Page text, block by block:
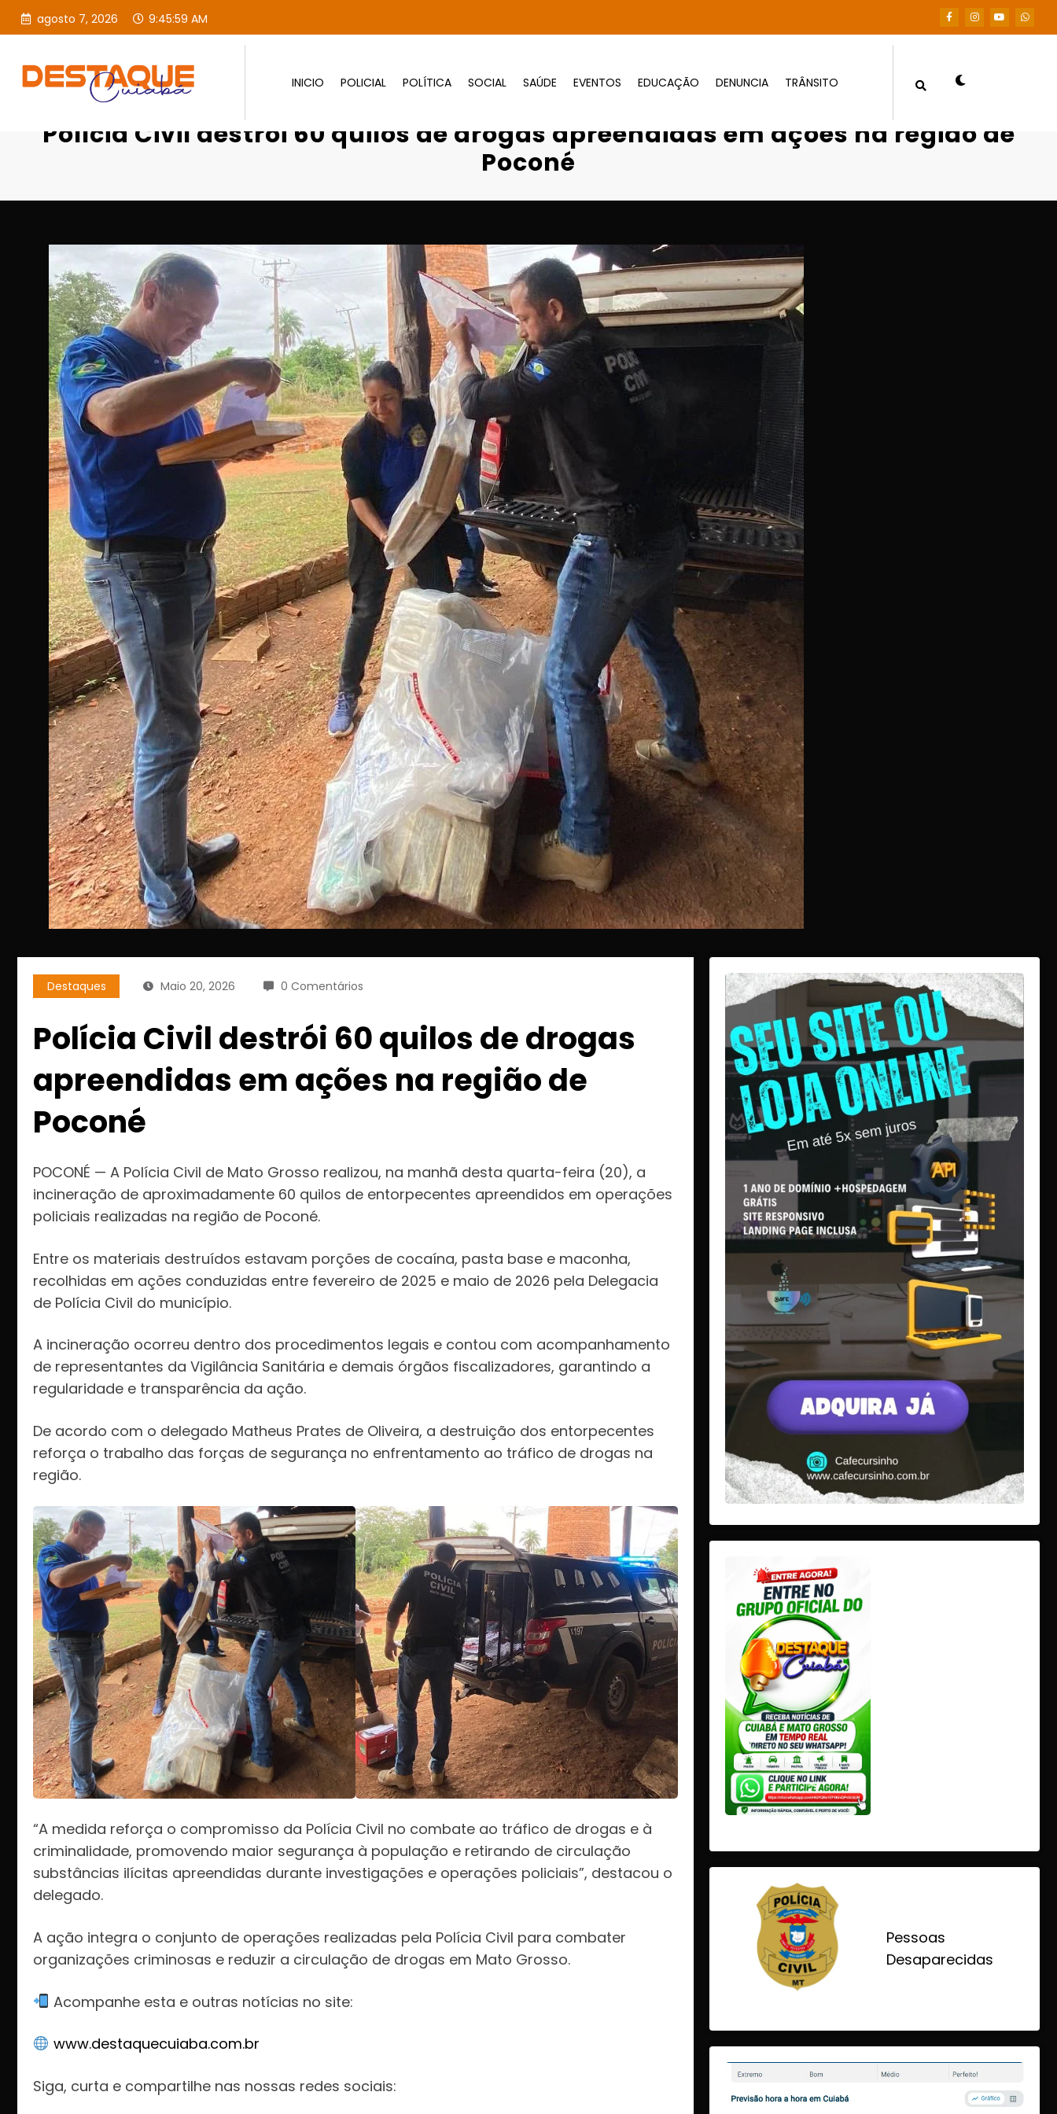
agosto 7, 2026 9:46:00 AM
INICIO POLICIAL POLÍTICA SOCIAL SAÚDE EVENTOS EDUCAÇÃO DENUNCIA TRÂNSITO
Página inicial Polícia Civil destrói 60 quilos de drogas apreendidas em ações na região de Poconé
Polícia Civil destrói 60 quilos de drogas apreendidas em ações na região de
Poconé
Destaques Maio 20, 2026 0 Comentários
Polícia Civil destrói 60 quilos de drogas
apreendidas em ações na região de
Poconé
POCONÉ — A Polícia Civil de Mato Grosso realizou, na manhã desta quarta-feira (20), a
incineração de aproximadamente 60 quilos de entorpecentes apreendidos em operações
policiais realizadas na região de Poconé.
Entre os materiais destruídos estavam porções de cocaína, pasta base e maconha,
recolhidas em ações conduzidas entre fevereiro de 2025 e maio de 2026 pela Delegacia
de Polícia Civil do município.
A incineração ocorreu dentro dos procedimentos legais e contou com acompanhamento
de representantes da Vigilância Sanitária e demais órgãos fiscalizadores, garantindo a
regularidade e transparência da ação.
De acordo com o delegado Matheus Prates de Oliveira, a destruição dos entorpecentes
reforça o trabalho das forças de segurança no enfrentamento ao tráfico de drogas na
região.
“A medida reforça o compromisso da Polícia Civil no combate ao tráfico de drogas e à
criminalidade, promovendo maior segurança à população e retirando de circulação
substâncias ilícitas apreendidas durante investigações e operações policiais”, destacou o
delegado.
A ação integra o conjunto de operações realizadas pela Polícia Civil para combater
organizações criminosas e reduzir a circulação de drogas em Mato Grosso.
Acompanhe esta e outras notícias no site:
www.destaquecuiaba.com.br
Siga, curta e compartilhe nas nossas redes sociais:
Pessoas
Desaparecidas